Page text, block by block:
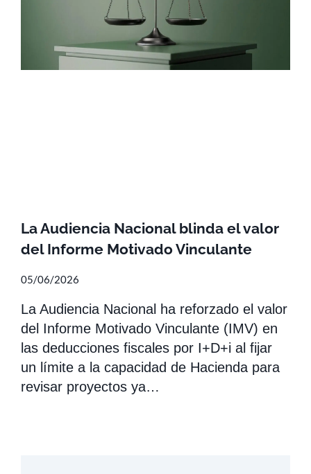
La Audiencia Nacional blinda el valor
del Informe Motivado Vinculante
05/06/2026
La Audiencia Nacional ha reforzado el valor
del Informe Motivado Vinculante (IMV) en
las deducciones fiscales por I+D+i al fijar
un límite a la capacidad de Hacienda para
revisar proyectos ya…